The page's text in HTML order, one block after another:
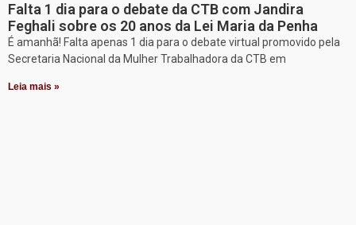
Falta 1 dia para o debate da CTB com Jandira
Feghali sobre os 20 anos da Lei Maria da Penha
É amanhã! Falta apenas 1 dia para o debate virtual promovido pela
Secretaria Nacional da Mulher Trabalhadora da CTB em
Leia mais »